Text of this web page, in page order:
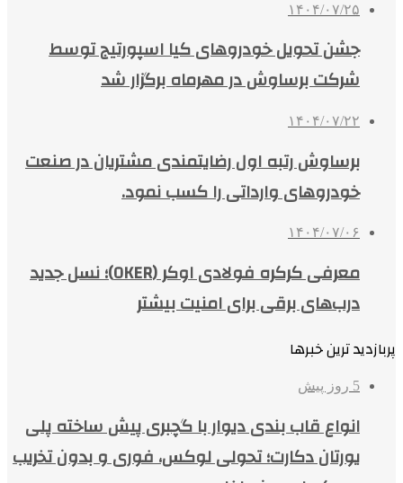
۱۴۰۴/۰۷/۲۵
جشن تحویل خودروهای کیا اسپورتیج توسط
شرکت برساوش در مهرماه برگزار شد
۱۴۰۴/۰۷/۲۲
برساوش رتبه اول رضایتمندی مشتریان در صنعت
خودروهای وارداتی را کسب نمود.
۱۴۰۴/۰۷/۰۶
معرفی کرکره فولادی اوکر (OKER)؛ نسل جدید
درب‌های برقی برای امنیت بیشتر
پربازدید ترین خبرها
5 روز پیش
انواع قاب بندی دیوار با گچبری پیش ساخته پلی
یورتان دکارت؛ تحولی لوکس، فوری و بدون تخریب